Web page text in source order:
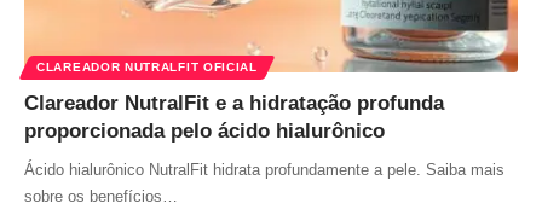
CLAREADOR NUTRALFIT OFICIAL
Clareador NutralFit e a hidratação profunda
proporcionada pelo ácido hialurônico
Ácido hialurônico NutralFit hidrata profundamente a pele. Saiba mais
sobre os benefícios…